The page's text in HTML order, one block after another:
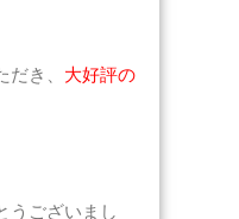
き、 大好評の
うございまし